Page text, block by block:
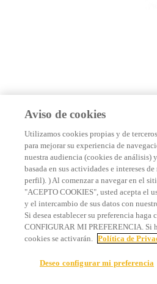
Aviso de cookies
Utilizamos cookies propias y de
para mejorar su experiencia de
nuestra audiencia (cookies de
basada en sus actividades e intereses
perfil). ) Al comenzar a navegar en el
"ACEPTO COOKIES", usted acepta el
y el intercambio de sus datos con
Si desea establecer su preferencia
CONFIGURAR MI PREFERENCIA. Si
cookies se activarán. Política de
Deseo configurar mi preferencia